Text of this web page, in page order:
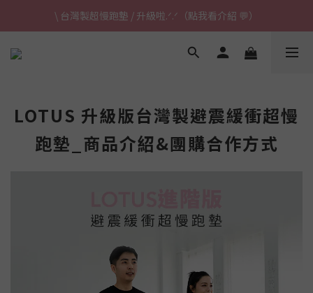
\ 台灣製超慢跑墊 / 升級啦.ᐟ.ᐟ（點我看介紹 💬）
\ 台灣製超慢跑墊 / 升級啦.ᐟ.ᐟ（點我看介紹 💬）
✈ 港澳免運｜滿HK$1,239免運 (指定商品)
LOTUS 升級版台灣製避震緩衝超慢
跑墊_商品介紹&團購合作方式